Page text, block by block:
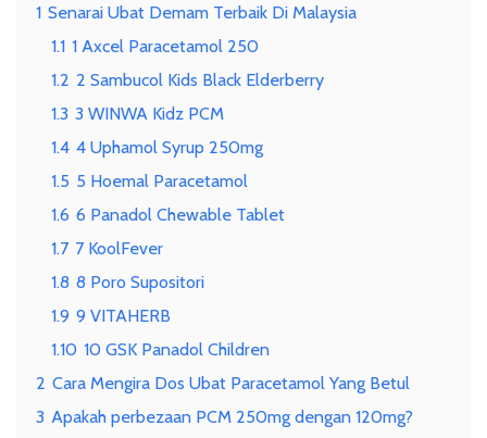
1 Senarai Ubat Demam Terbaik Di Malaysia
1.1 1 Axcel Paracetamol 250
1.2 2 Sambucol Kids Black Elderberry
1.3 3 WINWA Kidz PCM
1.4 4 Uphamol Syrup 250mg
1.5 5 Hoemal Paracetamol
1.6 6 Panadol Chewable Tablet
1.7 7 KoolFever
1.8 8 Poro Supositori
1.9 9 VITAHERB
1.10 10 GSK Panadol Children
2 Cara Mengira Dos Ubat Paracetamol Yang Betul
3 Apakah perbezaan PCM 250mg dengan 120mg?